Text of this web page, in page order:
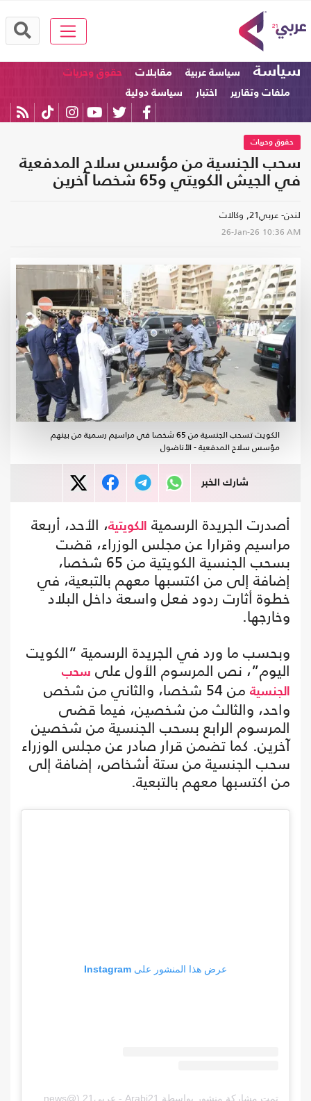
سياسة سياسة عربية مقابلات
حقوق وحريات
ملفات وتقارير
اختبار سياسة دولية
حقوق وحريات
سحب الجنسية من مؤسس سلاح المدفعية
في الجيش الكويتي و65 شخصا آخرين
لندن- عربي21, وكالات
26-Jan-26 10:36 AM
الكويت تسحب الجنسية من 65 شخصا في مراسيم رسمية من بينهم
مؤسس سلاح المدفعية - الأناضول
شارك الخبر
أصدرت الجريدة الرسمية الكويتية، الأحد، أربعة
مراسيم وقرارا عن مجلس الوزراء، قضت
بسحب الجنسية الكويتية من 65 شخصا،
إضافة إلى من اكتسبها معهم بالتبعية، في
خطوة أثارت ردود فعل واسعة داخل البلاد
وخارجها.
وبحسب ما ورد في الجريدة الرسمية “الكويت
اليوم”، نص المرسوم الأول على سحب
الجنسية
من 54 شخصا، والثاني من شخص
واحد، والثالث من شخصين، فيما قضى
المرسوم الرابع بسحب الجنسية من شخصين
آخرين. كما تضمن قرار صادر عن مجلس الوزراء
سحب الجنسية من ستة أشخاص، إضافة إلى
من اكتسبها معهم بالتبعية.
عرض هذا المنشور على Instagram
تمت مشاركة منشور بواسطة ‏‎Arabi21 - عربي21‎‏ (@‏‎arabi21news‎‏)